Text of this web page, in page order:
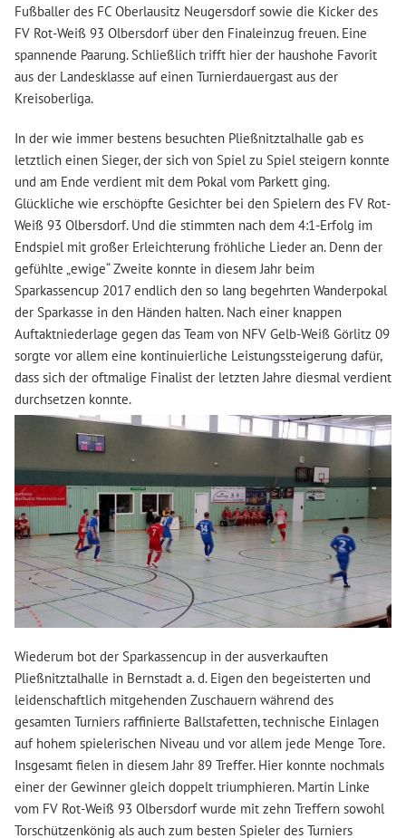
Fußballer des FC Oberlausitz Neugersdorf sowie die Kicker des
FV Rot-Weiß 93 Olbersdorf über den Finaleinzug freuen. Eine
spannende Paarung. Schließlich trifft hier der haushohe Favorit
aus der Landesklasse auf einen Turnierdauergast aus der
Kreisoberliga.
In der wie immer bestens besuchten Pließnitztalhalle gab es
letztlich einen Sieger, der sich von Spiel zu Spiel steigern konnte
und am Ende verdient mit dem Pokal vom Parkett ging.
Glückliche wie erschöpfte Gesichter bei den Spielern des FV Rot-
Weiß 93 Olbersdorf. Und die stimmten nach dem 4:1-Erfolg im
Endspiel mit großer Erleichterung fröhliche Lieder an. Denn der
gefühlte „ewige“ Zweite konnte in diesem Jahr beim
Sparkassencup 2017 endlich den so lang begehrten Wanderpokal
der Sparkasse in den Händen halten. Nach einer knappen
Auftaktniederlage gegen das Team von NFV Gelb-Weiß Görlitz 09
sorgte vor allem eine kontinuierliche Leistungssteigerung dafür,
dass sich der oftmalige Finalist der letzten Jahre diesmal verdient
durchsetzen konnte.
Wiederum bot der Sparkassencup in der ausverkauften
Pließnitztalhalle in Bernstadt a. d. Eigen den begeisterten und
leidenschaftlich mitgehenden Zuschauern während des
gesamten Turniers raffinierte Ballstafetten, technische Einlagen
auf hohem spielerischen Niveau und vor allem jede Menge Tore.
Insgesamt fielen in diesem Jahr 89 Treffer. Hier konnte nochmals
einer der Gewinner gleich doppelt triumphieren. Martin Linke
vom FV Rot-Weiß 93 Olbersdorf wurde mit zehn Treffern sowohl
Torschützenkönig als auch zum besten Spieler des Turniers